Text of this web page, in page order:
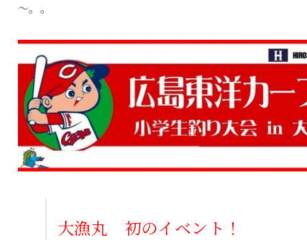
～。。
大漁丸 初のイベント！